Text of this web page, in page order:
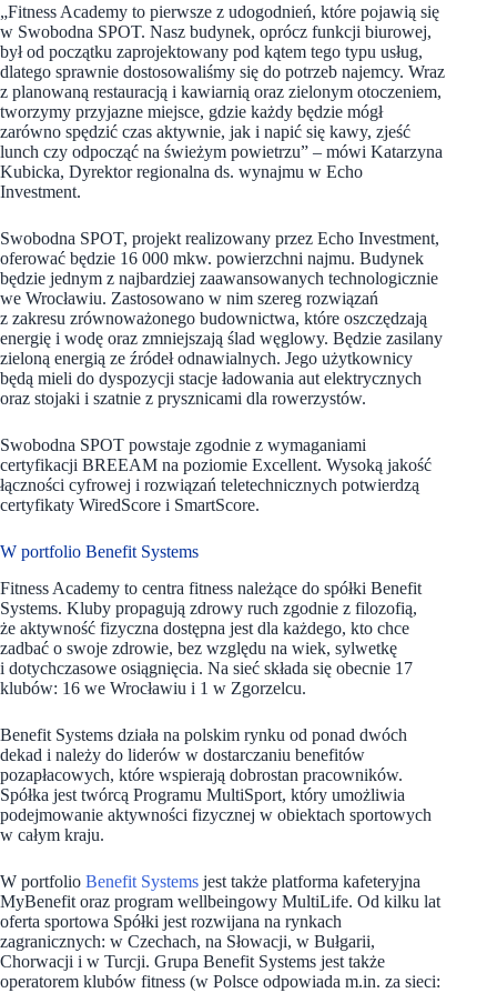
„Fitness Academy to pierwsze z udogodnień, które pojawią się
w Swobodna SPOT. Nasz budynek, oprócz funkcji biurowej,
był od początku zaprojektowany pod kątem tego typu usług,
dlatego sprawnie dostosowaliśmy się do potrzeb najemcy. Wraz
z planowaną restauracją i kawiarnią oraz zielonym otoczeniem,
tworzymy przyjazne miejsce, gdzie każdy będzie mógł
zarówno spędzić czas aktywnie, jak i napić się kawy, zjeść
lunch czy odpocząć na świeżym powietrzu” – mówi Katarzyna
Kubicka, Dyrektor regionalna ds. wynajmu w Echo
Investment.
Swobodna SPOT, projekt realizowany przez Echo Investment,
oferować będzie 16 000 mkw. powierzchni najmu. Budynek
będzie jednym z najbardziej zaawansowanych technologicznie
we Wrocławiu. Zastosowano w nim szereg rozwiązań
z zakresu zrównoważonego budownictwa, które oszczędzają
energię i wodę oraz zmniejszają ślad węglowy. Będzie zasilany
zieloną energią ze źródeł odnawialnych. Jego użytkownicy
będą mieli do dyspozycji stacje ładowania aut elektrycznych
oraz stojaki i szatnie z prysznicami dla rowerzystów.
Swobodna SPOT powstaje zgodnie z wymaganiami
certyfikacji BREEAM na poziomie Excellent. Wysoką jakość
łączności cyfrowej i rozwiązań teletechnicznych potwierdzą
certyfikaty WiredScore i SmartScore.
W portfolio Benefit Systems
Fitness Academy to centra fitness należące do spółki Benefit
Systems. Kluby propagują zdrowy ruch zgodnie z filozofią,
że aktywność fizyczna dostępna jest dla każdego, kto chce
zadbać o swoje zdrowie, bez względu na wiek, sylwetkę
i dotychczasowe osiągnięcia. Na sieć składa się obecnie 17
klubów: 16 we Wrocławiu i 1 w Zgorzelcu.
Benefit Systems działa na polskim rynku od ponad dwóch
dekad i należy do liderów w dostarczaniu benefitów
pozapłacowych, które wspierają dobrostan pracowników.
Spółka jest twórcą Programu MultiSport, który umożliwia
podejmowanie aktywności fizycznej w obiektach sportowych
w całym kraju.
W portfolio Benefit Systems jest także platforma kafeteryjna
MyBenefit oraz program wellbeingowy MultiLife. Od kilku lat
oferta sportowa Spółki jest rozwijana na rynkach
zagranicznych: w Czechach, na Słowacji, w Bułgarii,
Chorwacji i w Turcji. Grupa Benefit Systems jest także
operatorem klubów fitness (w Polsce odpowiada m.in. za sieci: